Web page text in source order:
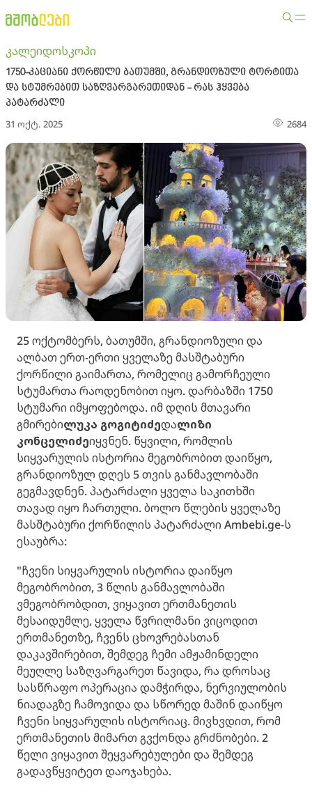
კალეიდოსკოპი
1750-კაციანი ქორწილი ბათუმში, გრანდიოზული ტორტითა
და სტუმრებით საზღვარგარეთიდან - რას ჰყვება
პატარძალი
31 ოქტ. 2025 2684
25 ოქტომბერს, ბათუმში, გრანდიოზული და
ალბათ ერთ-ერთი ყველაზე მასშტაბური
ქორწილი გაიმართა, რომელიც გამორჩეული
სტუმართა რაოდენობით იყო. დარბაზში 1750
სტუმარი იმყოფებოდა. იმ დღის მთავარი
გმირებილუკა გოგიტიძედალიზი
კონცელიძეიყვნენ. წყვილი, რომლის
სიყვარულის ისტორია მეგობრობით დაიწყო,
გრანდიოზულ დღეს 5 თვის განმავლობაში
გეგმავდნენ. პატარძალი ყველა საკითხში
თავად იყო ჩართული. ბოლო წლების ყველაზე
მასშტაბური ქორწილის პატარძალი Ambebi.ge-ს
ესაუბრა:
"ჩვენი სიყვარულის ისტორია დაიწყო
მეგობრობით, 3 წლის განმავლობაში
ვმეგობრობდით, ვიყავით ერთმანეთის
მესაიდუმლე, ყველა წვრილმანი ვიცოდით
ერთმანეთზე, ჩვენს ცხოვრებასთან
დაკავშირებით, შემდეგ ჩემი ამჟამინდელი
მეუღლე საზღვარგარეთ წავიდა, რა დროსაც
სასწრაფო ოპერაცია დამჭირდა, ნერვიულობის
ნიადაგზე ჩამოვიდა და სწორედ მაშინ დაიწყო
ჩვენი სიყვარულის ისტორიაც. მივხვდით, რომ
ერთმანეთის მიმართ გვქონდა გრძნობები. 2
წელი ვიყავით შეყვარებულები და შემდეგ
გადავწყვიტეთ დაოჯახება.